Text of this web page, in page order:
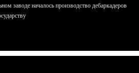
заводе началось производство дебаркадеров